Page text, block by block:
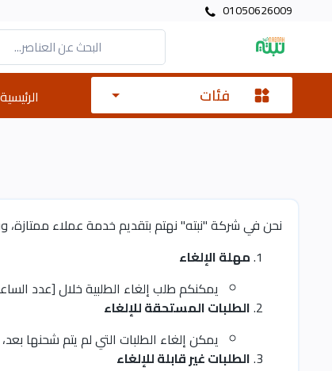
01050626009
فئات الرئيسية
نحن في شركة "نبته" نهتم بتقديم خدمة عملاء ممتازة،
مهلة الإلغاء
يمكنكم طلب إلغاء الطلبية خلال [عدد
الطلبات المستحقة للإلغاء
يمكن إلغاء الطلبات التي لم يتم شحنها
الطلبات غير قابلة للإلغاء